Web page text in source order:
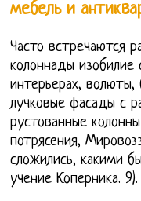
мебель и
Часто встречаются
колоннады
интерьерах, волюты,
лучковые фасады с
рустованные
потрясения,
сложились, какими
учение Коперника. 9).